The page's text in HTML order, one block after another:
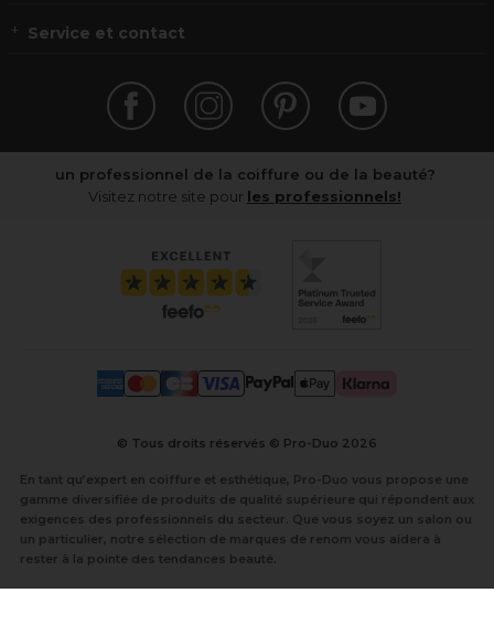
Service et contact
un professionnel de la coiffure ou de la beauté?
Visitez notre site pour les professionnels!
© Tous droits réservés © Pro-Duo 2026
En tant qu’expert en coiffure et esthétique, Pro-Duo vous propose une
gamme diversifiée de produits de qualité supérieure qui répondent aux
exigences des professionnels du secteur. Que vous soyez un salon ou
un particulier, notre sélection de marques de renom vous aidera à
rester à la pointe des tendances beauté.